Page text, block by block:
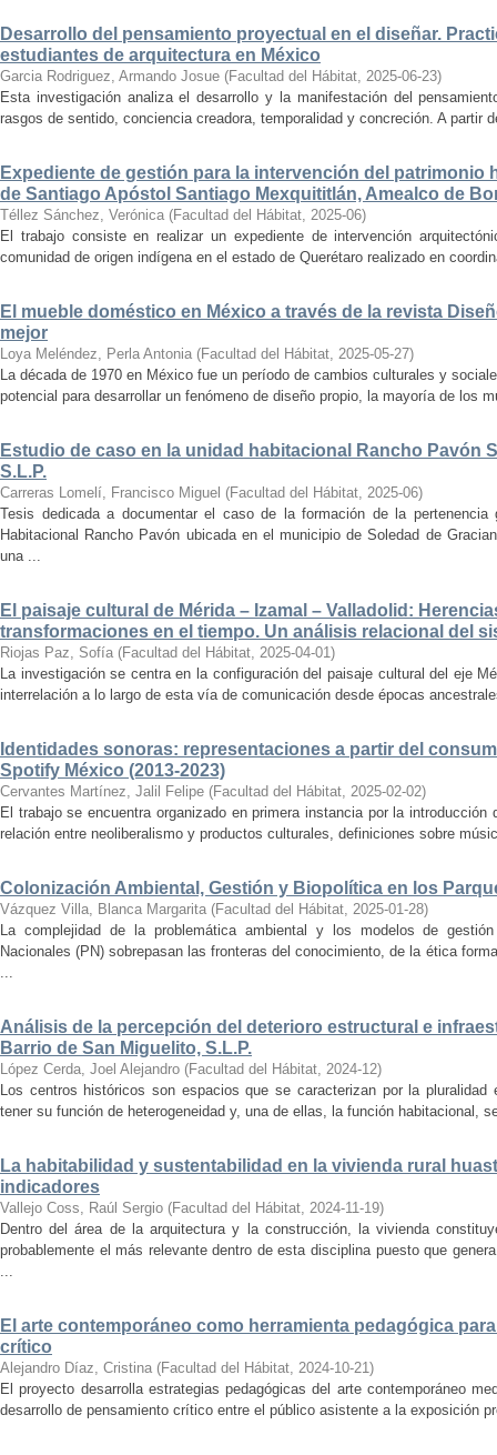
Desarrollo del pensamiento proyectual en el diseñar.
estudiantes de arquitectura en México
Garcia Rodriguez, Armando Josue (Facultad del Hábitat, 2025-06-23)
Esta investigación analiza el desarrollo y la manifestación del
rasgos de sentido, conciencia creadora, temporalidad y concreción. A partir
Expediente de gestión para la intervención del patrimonio
de Santiago Apóstol Santiago Mexquititlán, Amealco de
Téllez Sánchez, Verónica (Facultad del Hábitat, 2025-06)
El trabajo consiste en realizar un expediente de intervención
comunidad de origen indígena en el estado de Querétaro realizado en
El mueble doméstico en México a través de la revista
mejor
Loya Meléndez, Perla Antonia (Facultad del Hábitat, 2025-05-27)
La década de 1970 en México fue un período de cambios culturales y
potencial para desarrollar un fenómeno de diseño propio, la mayoría de los
Estudio de caso en la unidad habitacional Rancho Pavón
S.L.P.
Carreras Lomelí, Francisco Miguel (Facultad del Hábitat, 2025-06)
Tesis dedicada a documentar el caso de la formación de la
Habitacional Rancho Pavón ubicada en el municipio de Soledad de
una ...
El paisaje cultural de Mérida – Izamal – Valladolid:
transformaciones en el tiempo. Un análisis relacional del
Riojas Paz, Sofía (Facultad del Hábitat, 2025-04-01)
La investigación se centra en la configuración del paisaje cultural del eje
interrelación a lo largo de esta vía de comunicación desde épocas
Identidades sonoras: representaciones a partir del
Spotify México (2013-2023)
Cervantes Martínez, Jalil Felipe (Facultad del Hábitat, 2025-02-02)
El trabajo se encuentra organizado en primera instancia por la
relación entre neoliberalismo y productos culturales, definiciones sobre
Colonización Ambiental, Gestión y Biopolítica en los
Vázquez Villa, Blanca Margarita (Facultad del Hábitat, 2025-01-28)
La complejidad de la problemática ambiental y los modelos de
Nacionales (PN) sobrepasan las fronteras del conocimiento, de la ética
...
Análisis de la percepción del deterioro estructural e
Barrio de San Miguelito, S.L.P.
López Cerda, Joel Alejandro (Facultad del Hábitat, 2024-12)
Los centros históricos son espacios que se caracterizan por la
tener su función de heterogeneidad y, una de ellas, la función habitacional,
La habitabilidad y sustentabilidad en la vivienda rural
indicadores
Vallejo Coss, Raúl Sergio (Facultad del Hábitat, 2024-11-19)
Dentro del área de la arquitectura y la construcción, la vivienda
probablemente el más relevante dentro de esta disciplina puesto que
...
El arte contemporáneo como herramienta pedagógica
crítico
Alejandro Díaz, Cristina (Facultad del Hábitat, 2024-10-21)
El proyecto desarrolla estrategias pedagógicas del arte contemporáneo
desarrollo de pensamiento crítico entre el público asistente a la exposición